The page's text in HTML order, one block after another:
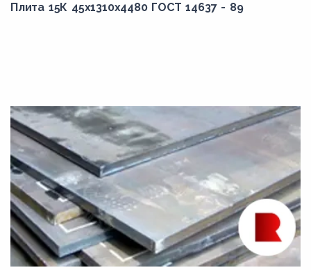
Плита 15К 45x1310x4480 ГОСТ 14637 - 89